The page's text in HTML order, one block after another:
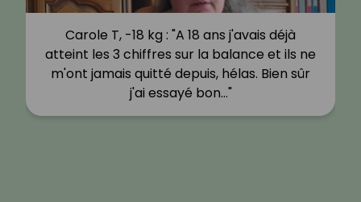
Carole T, -18 kg : "A 18 ans j'avais déjà
atteint les 3 chiffres sur la balance et ils ne
m'ont jamais quitté depuis, hélas. Bien sûr
j'ai essayé bon…"